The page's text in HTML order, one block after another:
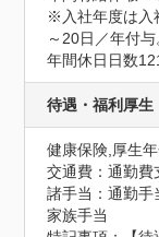
※入社年度は入
～20日／年付与
年間休日日数
待遇・福利厚生
健康保険,厚生
交通費：通勤費
諸手当：通勤手
家族手当